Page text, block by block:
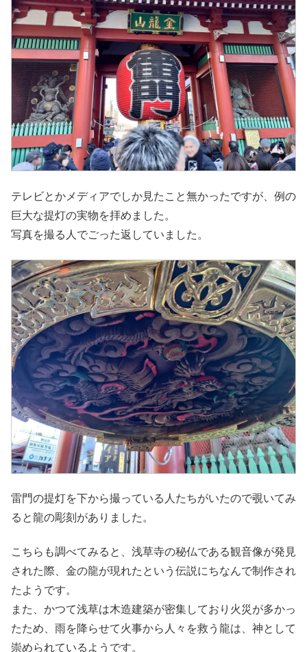
テレビとかメディアでしか見たこと無かったですが、例の
巨大な提灯の実物を拝めました。
写真を撮る人でごった返していました。
雷門の提灯を下から撮っている人たちがいたので覗いてみ
ると龍の彫刻がありました。
こちらも調べてみると、浅草寺の秘仏である観音像が発見
された際、金の龍が現れたという伝説にちなんで制作され
たようです。
​また、かつて浅草は木造建築が密集しており火災が多かっ
たため、雨を降らせて火事から人々を救う龍は、神として
崇められているようです。